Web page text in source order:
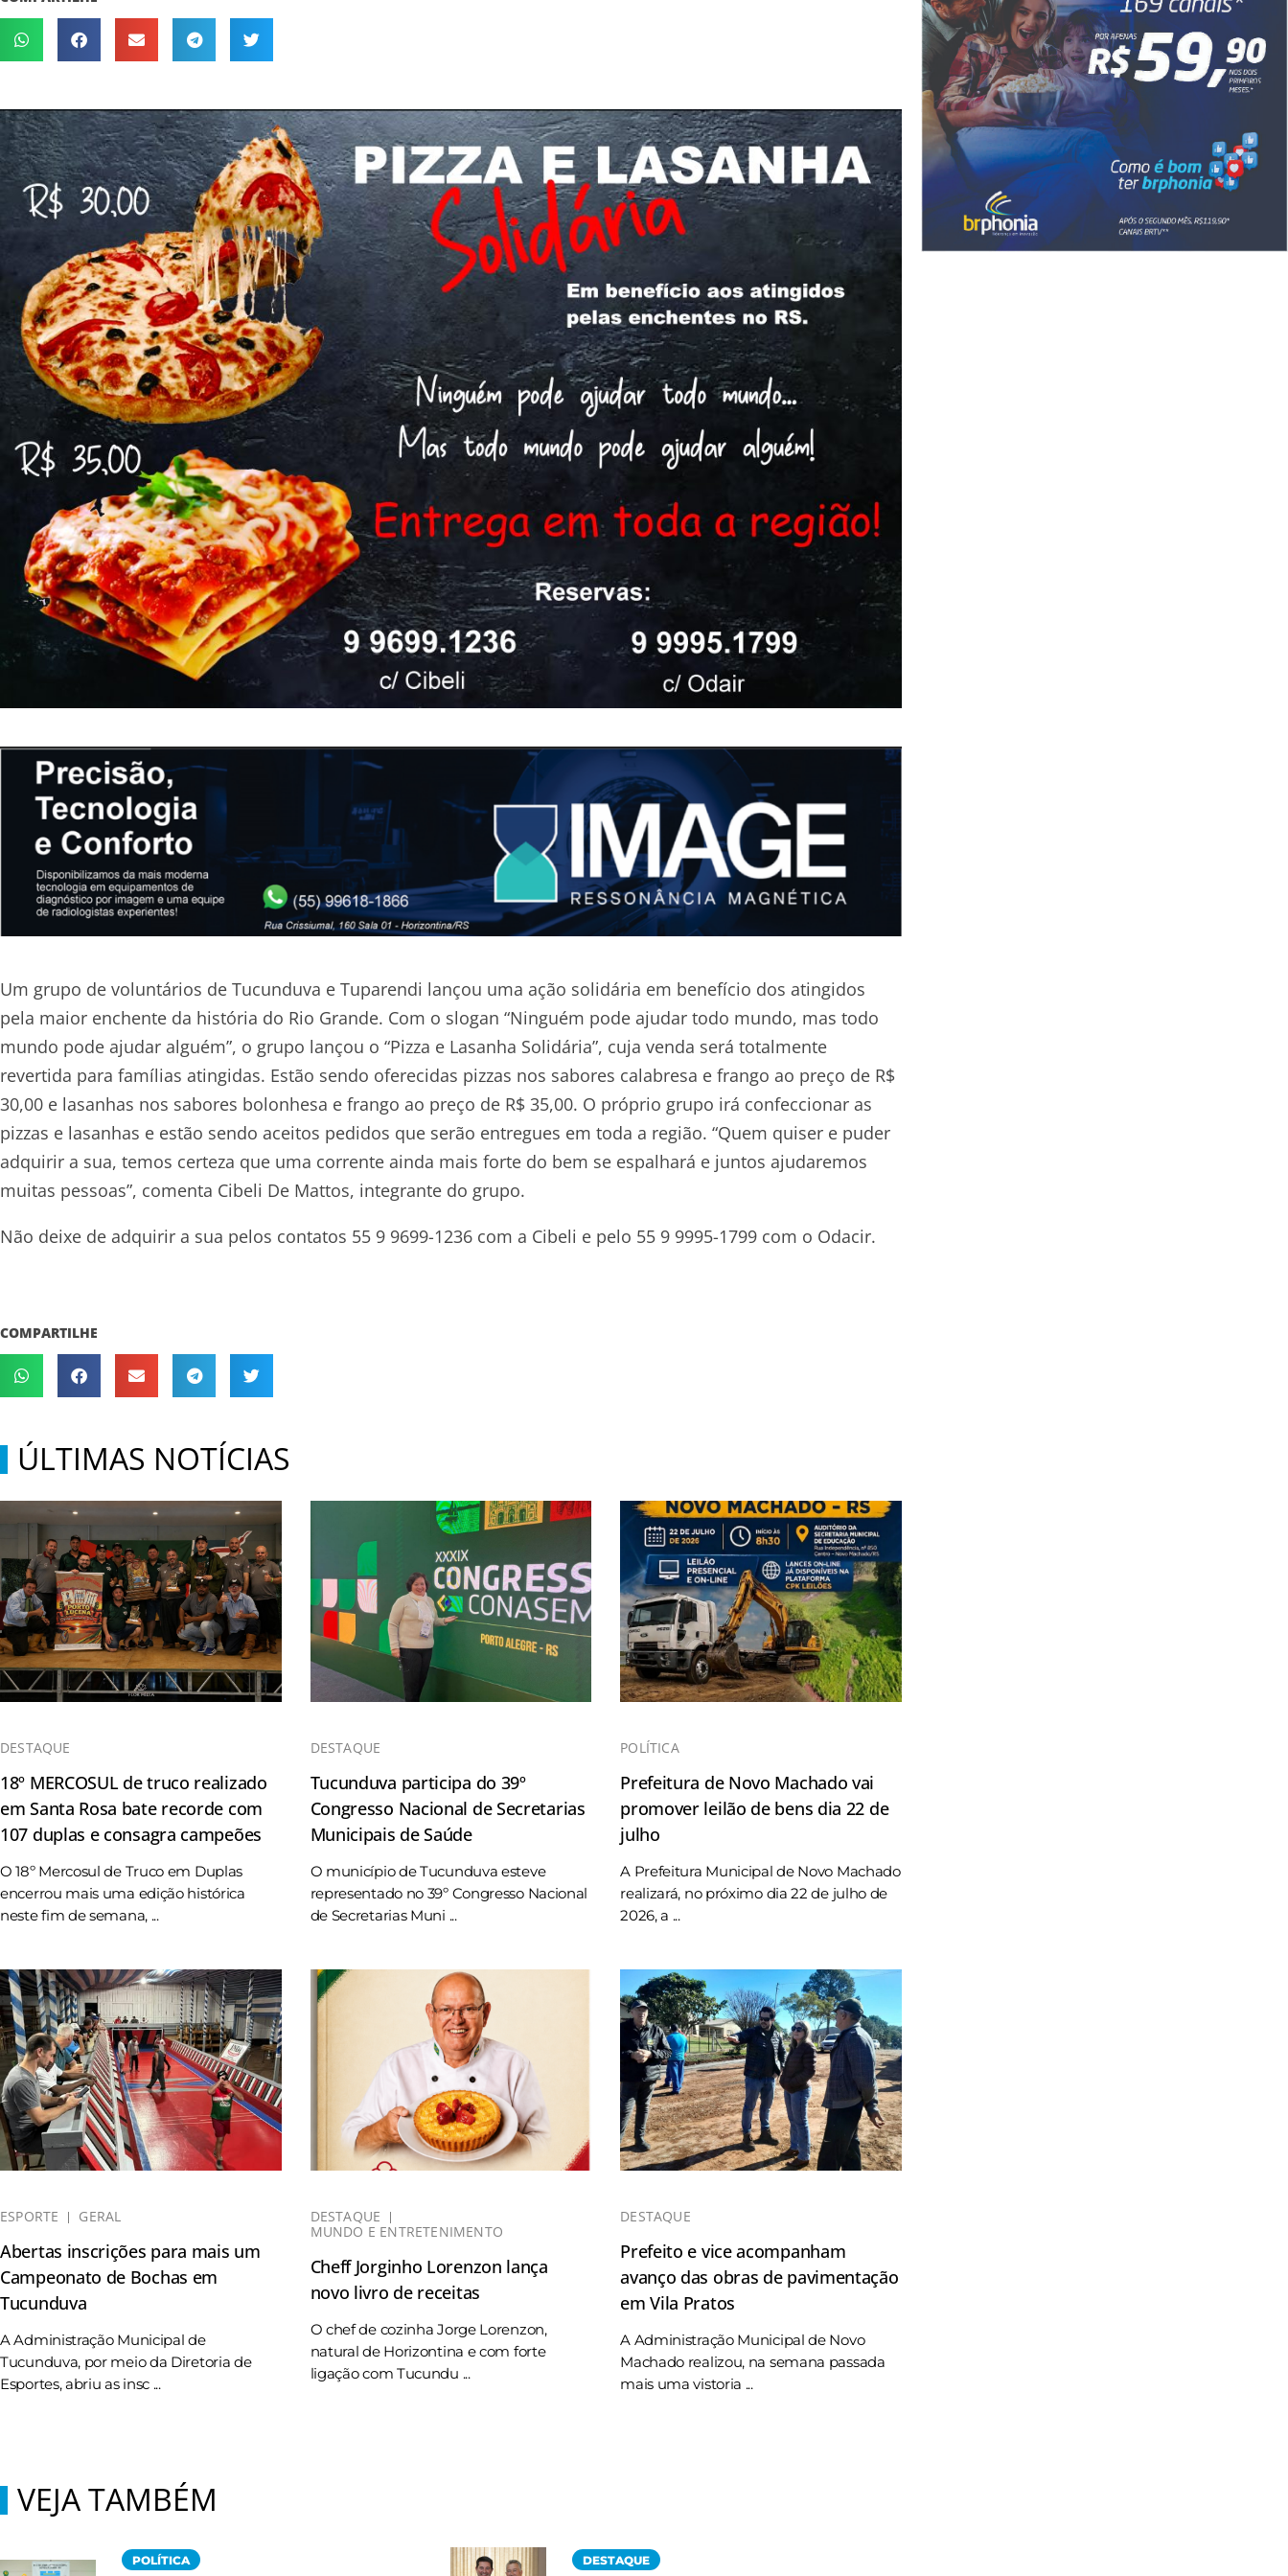
Um grupo de voluntários de Tucunduva e Tuparendi lançou uma ação solidária em benefício dos atingidos
pela maior enchente da história do Rio Grande. Com o slogan “Ninguém pode ajudar todo mundo, mas todo
mundo pode ajudar alguém”, o grupo lançou o “Pizza e Lasanha Solidária”, cuja venda será totalmente
revertida para famílias atingidas. Estão sendo oferecidas pizzas nos sabores calabresa e frango ao preço de R$
30,00 e lasanhas nos sabores bolonhesa e frango ao preço de R$ 35,00. O próprio grupo irá confeccionar as
pizzas e lasanhas e estão sendo aceitos pedidos que serão entregues em toda a região. “Quem quiser e puder
adquirir a sua, temos certeza que uma corrente ainda mais forte do bem se espalhará e juntos ajudaremos
muitas pessoas”, comenta Cibeli De Mattos, integrante do grupo.
Não deixe de adquirir a sua pelos contatos 55 9 9699-1236 com a Cibeli e pelo 55 9 9995-1799 com o Odacir.
COMPARTILHE
ÚLTIMAS NOTÍCIAS
DESTAQUE
18º MERCOSUL de truco realizado
em Santa Rosa bate recorde com
107 duplas e consagra campeões
O 18º Mercosul de Truco em Duplas
encerrou mais uma edição histórica
neste fim de semana, ...
DESTAQUE
Tucunduva participa do 39º
Congresso Nacional de Secretarias
Municipais de Saúde
O município de Tucunduva esteve
representado no 39º Congresso Nacional
de Secretarias Muni ...
POLÍTICA
Prefeitura de Novo Machado vai
promover leilão de bens dia 22 de
julho
A Prefeitura Municipal de Novo Machado
realizará, no próximo dia 22 de julho de
2026, a ...
ESPORTE GERAL
Abertas inscrições para mais um
Campeonato de Bochas em
Tucunduva
A Administração Municipal de
Tucunduva, por meio da Diretoria de
Esportes, abriu as insc ...
DESTAQUE
MUNDO E ENTRETENIMENTO
Cheff Jorginho Lorenzon lança
novo livro de receitas
O chef de cozinha Jorge Lorenzon,
natural de Horizontina e com forte
ligação com Tucundu ...
DESTAQUE
Prefeito e vice acompanham
avanço das obras de pavimentação
em Vila Pratos
A Administração Municipal de Novo
Machado realizou, na semana passada
mais uma vistoria ...
VEJA TAMBÉM
POLÍTICA DESTAQUE